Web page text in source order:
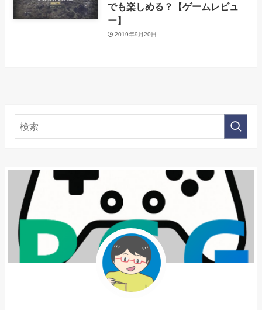
でも楽しめる？【ゲームレビュ
ー】
2019年9月20日